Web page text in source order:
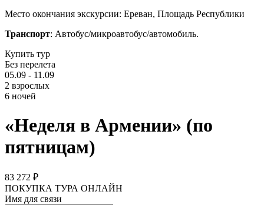
Место окончания экскурсии: Ереван, Площадь Республики
Транспорт: Автобус/микроавтобус/автомобиль.
Купить тур
Без перелета
05.09 - 11.09
2 взрослых
6 ночей
«Неделя в Армении» (по
пятницам)
83 272 ₽
ПОКУПКА ТУРА ОНЛАЙН
Имя для связи